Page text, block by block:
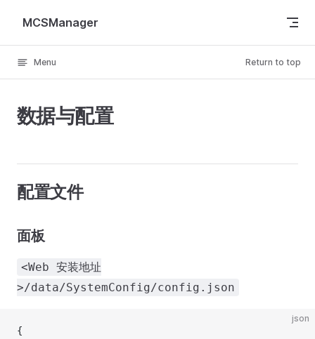
Skip to content
MCSManager
Menu Return to top
数据与配置
配置文件
面板
<Web 安装地址
>/data/SystemConfig/config.json
json
{